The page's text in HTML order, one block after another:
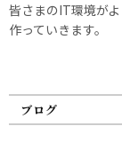
皆さまのIT環境が
作っていきます。
ブログ